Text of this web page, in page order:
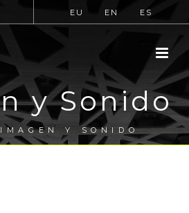
EU EN ES
y Sonido
IMAGEN Y SONIDO